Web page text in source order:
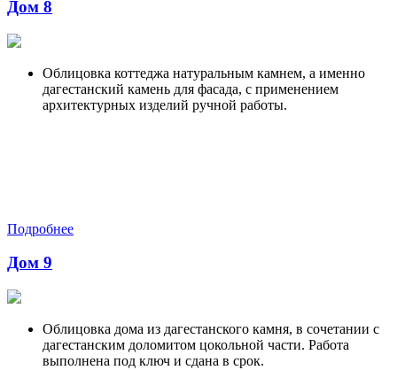
Дом 8
Облицовка коттеджа натуральным камнем, а именно
дагестанский камень для фасада, с применением
архитектурных изделий ручной работы.
Подробнее
Дом 9
Облицовка дома из дагестанского камня, в сочетании с
дагестанским доломитом цокольной части. Работа
выполнена под ключ и сдана в срок.